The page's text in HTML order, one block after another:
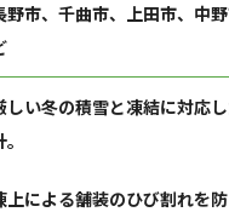
野市、千曲市、上田市、中
しい冬の積雪と凍結に対応
上による舗装のひび割れを